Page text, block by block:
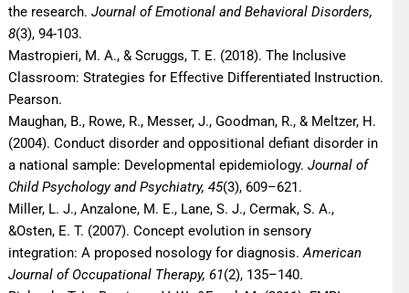
the research.Journal of Emotional and Behavioral Disorders,
8(3), 94-103.
Mastropieri, M. A., & Scruggs, T. E. (2018). The Inclusive
Classroom: Strategies for Effective Differentiated Instruction.
Pearson.
Maughan, B., Rowe, R., Messer, J., Goodman, R., & Meltzer, H.
(2004). Conduct disorder and oppositional defiant disorder in
a national sample: Developmental epidemiology.Journal of
Child Psychology and Psychiatry, 45(3), 609–621.
Miller, L. J., Anzalone, M. E., Lane, S. J., Cermak, S. A.,
&Osten, E. T. (2007). Concept evolution in sensory
integration: A proposed nosology for diagnosis.American
Journal of Occupational Therapy, 61(2), 135–140.